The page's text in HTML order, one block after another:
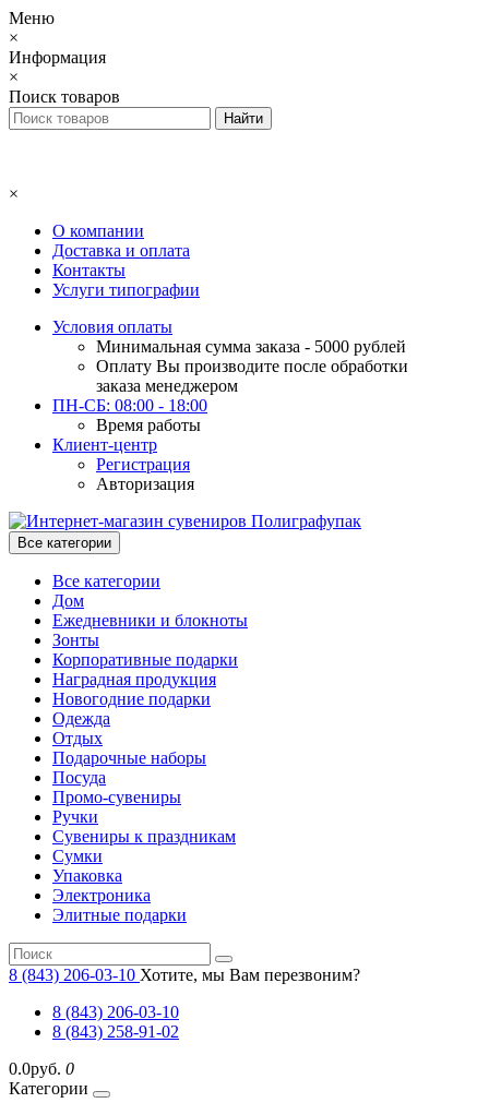
Меню
×
Информация
×
Поиск товаров
×
О компании
Доставка и оплата
Контакты
Услуги типографии
Условия оплаты
Минимальная сумма заказа - 5000 рублей
Оплату Вы производите после обработки
заказа менеджером
ПН-СБ: 08:00 - 18:00
Время работы
Клиент-центр
Регистрация
Авторизация
Все категории
Все категории
Дом
Ежедневники и блокноты
Зонты
Корпоративные подарки
Наградная продукция
Новогодние подарки
Одежда
Отдых
Подарочные наборы
Посуда
Промо-сувениры
Ручки
Сувениры к праздникам
Сумки
Упаковка
Электроника
Элитные подарки
8 (843) 206-03-10 Хотите, мы Вам перезвоним?
8 (843) 206-03-10
8 (843) 258-91-02
0.0руб. 0
Категории